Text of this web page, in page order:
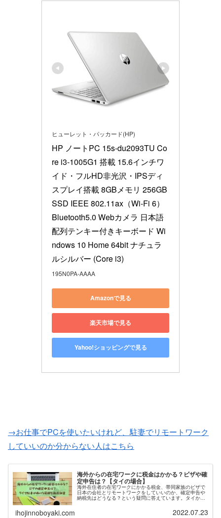
ヒューレット・パッカード(HP)
HP ノートPC 15s-du2093TU Co
re i3-1005G1 搭載 15.6インチワ
イド・フルHD非光沢・IPSディ
スプレイ搭載 8GBメモリ 256GB
SSD IEEE 802.11ax（Wi-Fi 6）
Bluetooth5.0 Webカメラ 日本語
配列テンキー付きキーボード Wi
ndows 10 Home 64bit ナチュラ
ルシルバー (Core i3)
195N0PA-AAAA
Amazonで見る
楽天市場で見る
Yahoo!ショッピングで見る
→お仕事でPCを使いたいけれど、駐妻でリモートワーク
していいのか分からない人はこちら
海外からの在宅ワークに税金はかかる？ビザや確
定申告は？【タイの場合】
海外在住者の在宅ワークにかかる税金、帯同家族のビザで
日本の会社とリモートワークをしていいのか、確定申告や
納税先はどうなる？という疑問に答えています。タイから
クラウドワークスを通じて在宅ワークをする際、源泉徴収
ihojinnoboyaki.com 2022.07.23